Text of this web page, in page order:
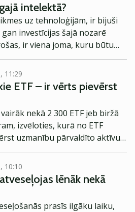
intelektā?
uz tehnoloģijām, ir bijuši
investīcijas šajā nozarē
ir viena joma, kuru būtu
intelekts.
11:29
ETF – ir vērts pievērst
nekā 2 300 ETF jeb biržā
izvēloties, kurā no ETF
uzmanību pārvaldīto aktīvu
varētu būt apkopojums
fondiem.
10:10
lēnāk nekā
prasīs ilgāku laiku,